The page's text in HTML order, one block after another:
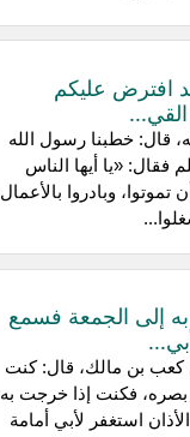
افترض عليكم
قال: خطبنا رسول الله
فقال: «يا أيها الناس
تموتوا، وبادروا بالأعمال
إلى الجمعة فسمع
كعب بن مالك، قال: كنت
فكنت إذا خرجت به
استغفر لأبي أمامة